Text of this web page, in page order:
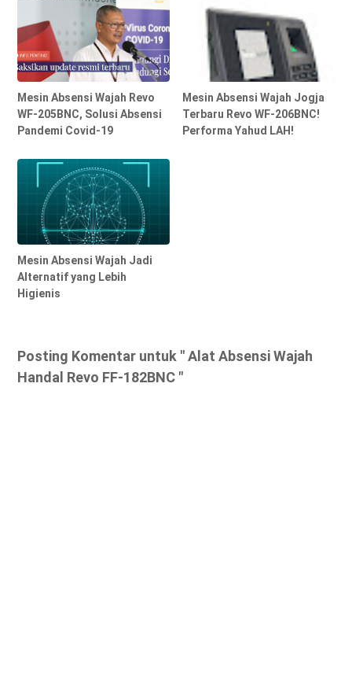
Mesin Absensi Wajah Revo
WF-205BNC, Solusi Absensi
Pandemi Covid-19
Mesin Absensi Wajah Jogja
Terbaru Revo WF-206BNC!
Performa Yahud LAH!
Mesin Absensi Wajah Jadi
Alternatif yang Lebih
Higienis
Posting Komentar untuk " Alat Absensi Wajah
Handal Revo FF-182BNC "